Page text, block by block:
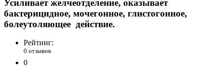
Усиливает желчеотделение, оказывает
бактерицидное, мочегонное, глистогонное,
болеутоляющее действие.
Рейтинг:
0 отзывов
0